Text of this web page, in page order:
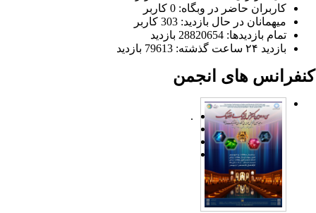
کاربران حاضر در وبگاه: 0 کاربر
میهمانان در حال بازدید: 303 کاربر
تمام بازدید‌ها: 28820654 بازدید
بازدید ۲۴ ساعت گذشته: 79613 بازدید
های انجمن
.